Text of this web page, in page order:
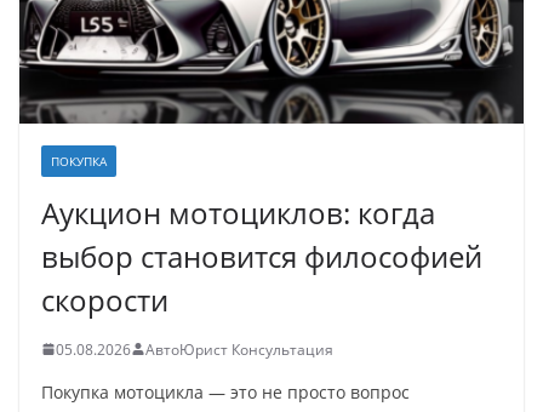
ПОКУПКА
Аукцион мотоциклов: когда
выбор становится философией
скорости
05.08.2026 АвтоЮрист Консультация
Покупка мотоцикла — это не просто вопрос